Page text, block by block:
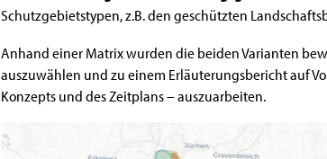
Schutzgebietstypen, z.B. den geschützten
Anhand einer Matrix wurden die beiden Varianten
auszuwählen und zu einem Erläuterungsbericht auf
Konzepts und des Zeitplans – auszuarbeiten.